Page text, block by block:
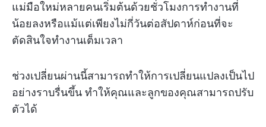
แม่มือใหม่หลายคนเริ่มต้นด้วยชั่วโมงการทำงานที่
น้อยลงหรือแม้แต่เพียงไม่กี่วันต่อสัปดาห์ก่อนที่จะ
ตัดสินใจทำงานเต็มเวลา
ช่วงเปลี่ยนผ่านนี้สามารถทำให้การเปลี่ยนแปลงเป็นไป
อย่างราบรื่นขึ้น ทำให้คุณและลูกของคุณสามารถปรับ
ตัวได้